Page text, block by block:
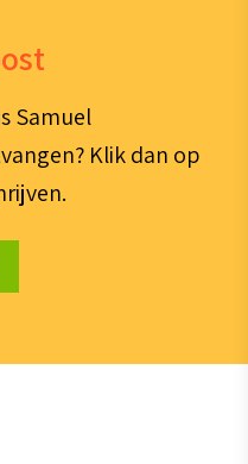
Samuel
Klik dan op